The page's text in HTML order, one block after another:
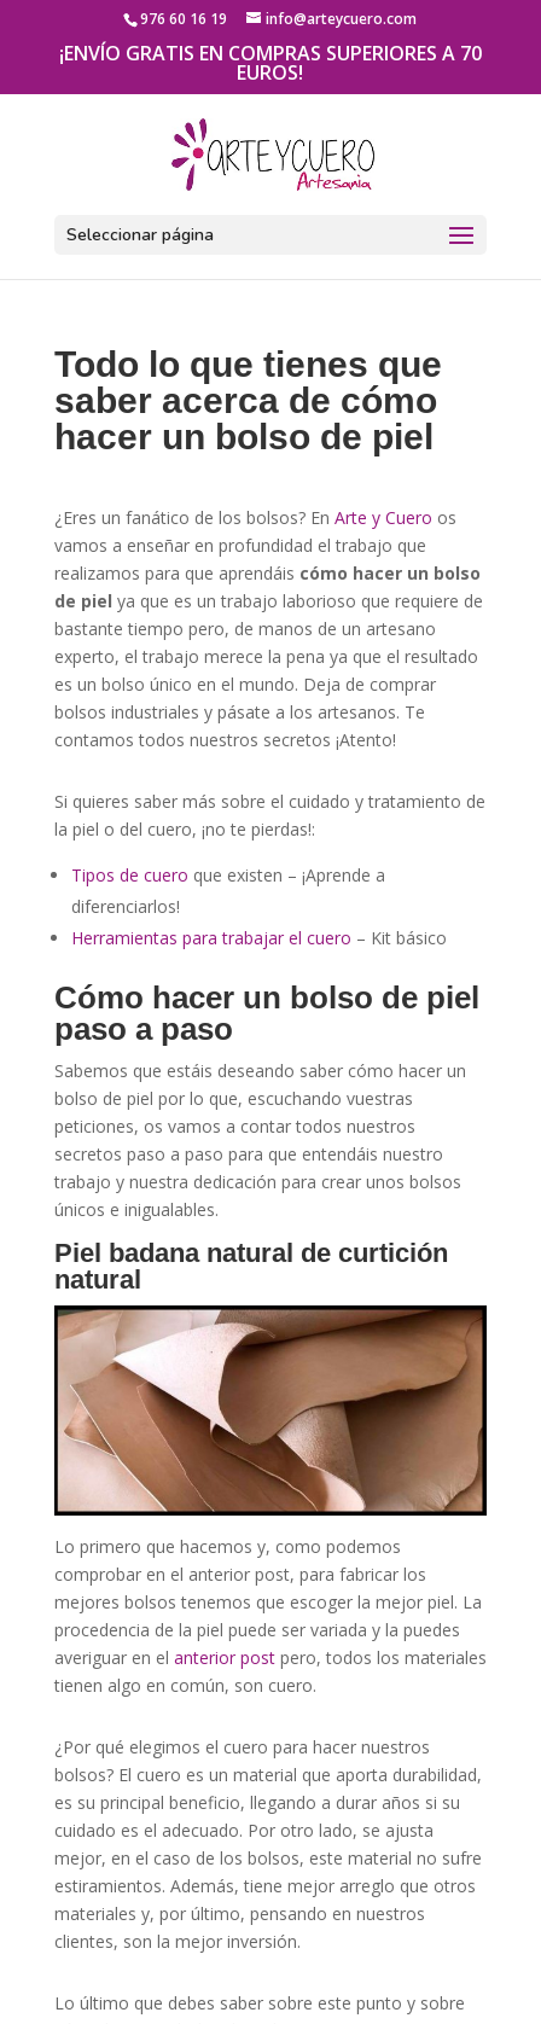
976 60 16 19 info@arteycuero.com
¡ENVÍO GRATIS EN COMPRAS SUPERIORES A 70
EUROS!
Seleccionar página
Todo lo que tienes que
saber acerca de cómo
hacer un bolso de piel
¿Eres un fanático de los bolsos? En Arte y Cuero os
vamos a enseñar en profundidad el trabajo que
realizamos para que aprendáis cómo hacer un bolso
de piel ya que es un trabajo laborioso que requiere de
bastante tiempo pero, de manos de un artesano
experto, el trabajo merece la pena ya que el resultado
es un bolso único en el mundo. Deja de comprar
bolsos industriales y pásate a los artesanos. Te
contamos todos nuestros secretos ¡Atento!
Si quieres saber más sobre el cuidado y tratamiento de
la piel o del cuero, ¡no te pierdas!:
Tipos de cuero que existen – ¡Aprende a
diferenciarlos!
Herramientas para trabajar el cuero – Kit básico
Cómo hacer un bolso de piel
paso a paso
Sabemos que estáis deseando saber cómo hacer un
bolso de piel por lo que, escuchando vuestras
peticiones, os vamos a contar todos nuestros
secretos paso a paso para que entendáis nuestro
trabajo y nuestra dedicación para crear unos bolsos
únicos e inigualables.
Piel badana natural de curtición
natural
Lo primero que hacemos y, como podemos
comprobar en el anterior post, para fabricar los
mejores bolsos tenemos que escoger la mejor piel. La
procedencia de la piel puede ser variada y la puedes
averiguar en el anterior postpero, todos los materiales
tienen algo en común, son cuero.
¿Por qué elegimos el cuero para hacer nuestros
bolsos? El cuero es un material que aporta durabilidad,
es su principal beneficio, llegando a durar años si su
cuidado es el adecuado. Por otro lado, se ajusta
mejor, en el caso de los bolsos, este material no sufre
estiramientos. Además, tiene mejor arreglo que otros
materiales y, por último, pensando en nuestros
clientes, son la mejor inversión.
Lo último que debes saber sobre este punto y sobre